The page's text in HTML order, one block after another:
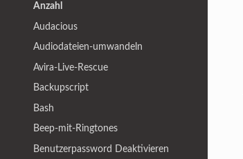
Anzahl
Audacious
Audiodateien-umwandeln
Avira-Live-Rescue
Backupscript
Bash
Beep-mit-Ringtones
Benutzerpassword Deaktivieren